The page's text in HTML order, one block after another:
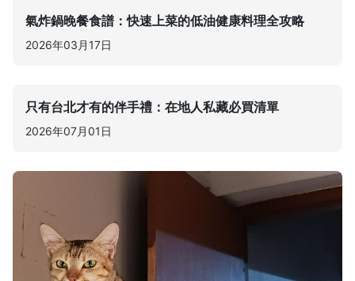
氣炸鍋晚餐食譜：快速上菜的低油健康料理全攻略
2026年03月17日
只有台北才有的伴手禮：在地人私藏必買清單
2026年07月01日